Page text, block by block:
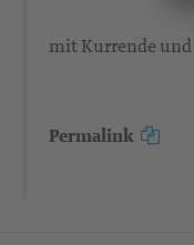
mit Kurrende
Permalink